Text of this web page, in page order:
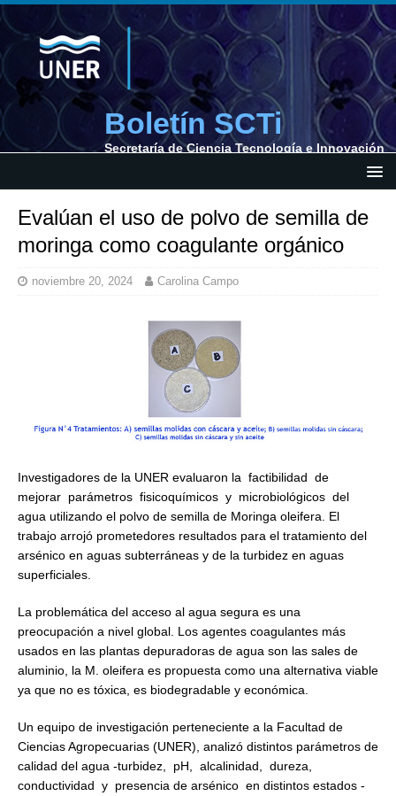
Boletín SCTi
Secretaría de Ciencia Tecnología e Innovación
Evalúan el uso de polvo de semilla de
moringa como coagulante orgánico
noviembre 20, 2024 Carolina Campo
Investigadores de la UNER evaluaron la factibilidad de
mejorar parámetros fisicoquímicos y microbiológicos del
agua utilizando el polvo de semilla de Moringa oleifera. El
trabajo arrojó prometedores resultados para el tratamiento del
arsénico en aguas subterráneas y de la turbidez en aguas
superficiales.
La problemática del acceso al agua segura es una
preocupación a nivel global. Los agentes coagulantes más
usados en las plantas depuradoras de agua son las sales de
aluminio, la M. oleifera es propuesta como una alternativa viable
ya que no es tóxica, es biodegradable y económica.
Un equipo de investigación perteneciente a la Facultad de
Ciencias Agropecuarias (UNER), analizó distintos parámetros de
calidad del agua -turbidez, pH, alcalinidad, dureza,
conductividad y presencia de arsénico en distintos estados -